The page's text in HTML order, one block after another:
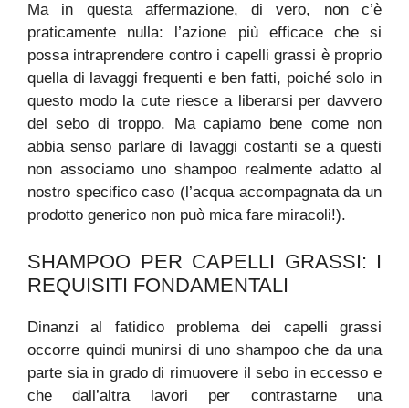
Ma in questa affermazione, di vero, non c’è
praticamente nulla: l’azione più efficace che si
possa intraprendere contro i capelli grassi è proprio
quella di lavaggi frequenti e ben fatti, poiché solo in
questo modo la cute riesce a liberarsi per davvero
del sebo di troppo. Ma capiamo bene come non
abbia senso parlare di lavaggi costanti se a questi
non associamo uno shampoo realmente adatto al
nostro specifico caso (l’acqua accompagnata da un
prodotto generico non può mica fare miracoli!).
SHAMPOO PER CAPELLI GRASSI: I
REQUISITI FONDAMENTALI
Dinanzi al fatidico problema dei capelli grassi
occorre quindi munirsi di uno shampoo che da una
parte sia in grado di rimuovere il sebo in eccesso e
che dall’altra lavori per contrastarne una